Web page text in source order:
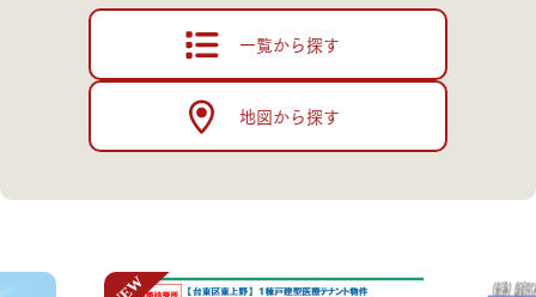
一覧から探す
地図から探す